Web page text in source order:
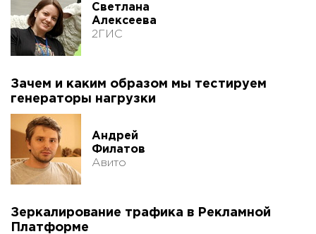
Светлана
Алексеева
2ГИС
Зачем и каким образом мы тестируем
генераторы нагрузки
Андрей
Филатов
Авито
Зеркалирование трафика в Рекламной
Платформе